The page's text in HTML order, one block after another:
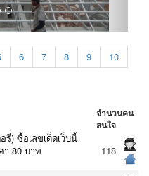
6 7 8 9
10
จำนวนคน
สนใจ
) ซื้อเลขเด็ดเว็บนี้
า 80 บาท
118